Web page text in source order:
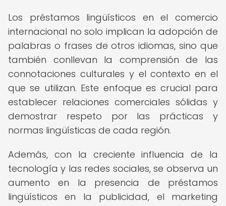
Los préstamos lingüísticos en el comercio
internacional no solo implican la adopción de
palabras o frases de otros idiomas, sino que
también conllevan la comprensión de las
connotaciones culturales y el contexto en el
que se utilizan. Este enfoque es crucial para
establecer relaciones comerciales sólidas y
demostrar respeto por las prácticas y
normas lingüísticas de cada región.
Además, con la creciente influencia de la
tecnología y las redes sociales, se observa un
aumento en la presencia de préstamos
lingüísticos en la publicidad, el marketing